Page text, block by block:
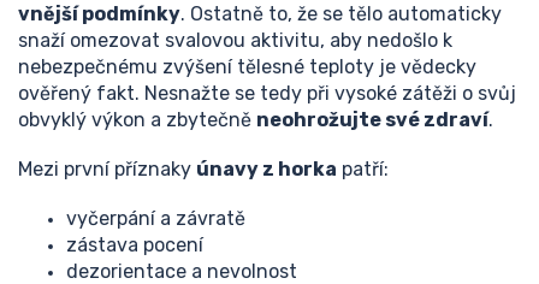
vnější podmínky. Ostatně to, že se tělo automaticky
snaží omezovat svalovou aktivitu, aby nedošlo k
nebezpečnému zvýšení tělesné teploty je vědecky
ověřený fakt. Nesnažte se tedy při vysoké zátěži o svůj
obvyklý výkon a zbytečně neohrožujte své zdraví.
Mezi první příznaky únavy z horka patří:
vyčerpání a závratě
zástava pocení
dezorientace a nevolnost